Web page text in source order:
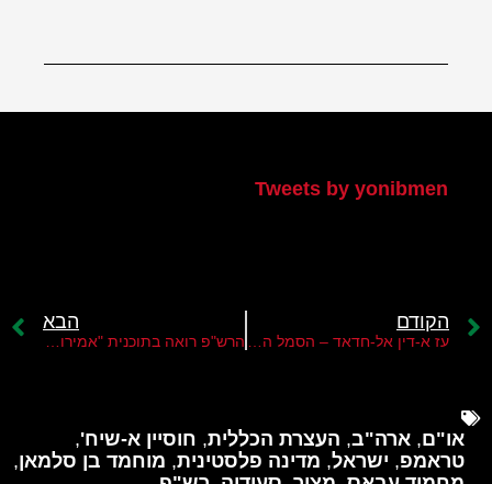
Tweets by yonibmen
הקודם הבא
או"ם, ארה"ב, העצרת הכללית, חוסיין א-שיח',
טראמפ, ישראל, מדינה פלסטינית, מוחמד בן סלמאן,